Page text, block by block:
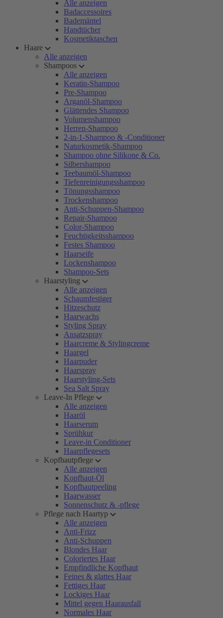
Alle anzeigen
Badaccessoires
Bademäntel
Handtücher
Kosmetiktaschen
Haare
Alle anzeigen
Shampoos
Alle anzeigen
Keratin-Shampoo
Pre-Shampoo
Arganöl-Shampoo
Glättendes Shampoo
Volumenshampoo
Herren-Shampoo
2-in-1-Shampoo & -Conditioner
Naturkosmetik-Shampoo
Shampoo ohne Silikone & Co.
Silbershampoo
Teebaumöl-Shampoo
Tiefenreinigungsshampoo
Tönungsshampoo
Trockenshampoo
Anti-Schuppen-Shampoo
Repair-Shampoo
Color-Shampoo
Feuchtigkeitsshampoo
Festes Shampoo
Haarseife
Lockenshampoo
Shampoo-Sets
Haarstyling
Alle anzeigen
Schaumfestiger
Hitzeschutz
Haarwachs
Styling Spray
Ansatzspray
Haarcreme & Stylingcreme
Haargel
Haarpuder
Haarspray
Haarstyling-Sets
Sea Salt Spray
Leave-In Pflege
Alle anzeigen
Haaröl
Haarserum
Sprühkur
Leave-in Conditioner
Haarpflegesets
Kopfhautpflege
Alle anzeigen
Kopfhaut-Öl
Kopfhautpeeling
Haarwasser
Sonnenschutz & -pflege
Pflege nach Haartyp
Alle anzeigen
Anti-Frizz
Anti-Schuppen
Blondes Haar
Coloriertes Haar
Empfindliche Kopfhaut
Feines & glattes Haar
Fettiges Haar
Lockiges Haar
Mittel gegen Haarausfall
Normales Haar